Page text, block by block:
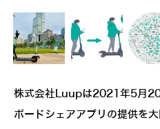
株式会社Luupは2021年5月
ボードシェアアプリの提供を